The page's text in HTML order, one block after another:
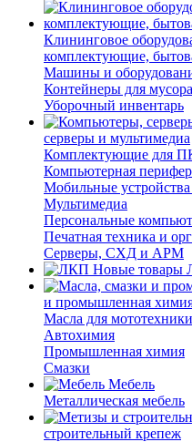
Клининговое
комплектующие,
Машины и
Контейнеры для
Уборочный инвентарь
серверы и мультимедиа
Комплектующие для
Компьютерная
Мобильные
Мультимедиа
Персональные
Печатная техника и
Серверы, СХД и АРМ
и промышленная
Масла для
Автохимия
Промышленная химия
Смазки
Мебель
Металлическая мебель
строительный крепеж